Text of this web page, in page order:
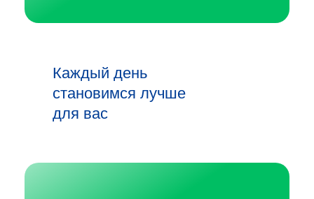
Каждый день
становимся лучше
для вас